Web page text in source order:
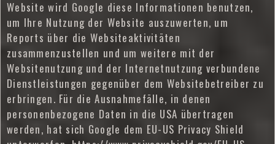
Website wird Google diese Informationen benutzen,
um Ihre Nutzung der Website auszuwerten, um
Reports über die Websiteaktivitäten
zusammenzustellen und um weitere mit der
Websitenutzung und der Internetnutzung verbundene
Dienstleistungen gegenüber dem Websitebetreiber zu
erbringen. Für die Ausnahmefälle, in denen
personenbezogene Daten in die USA übertragen
werden, hat sich Google dem EU-US Privacy Shield